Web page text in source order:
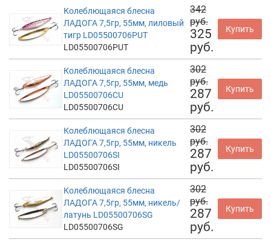
Колеблющаяся блесна
ЛАДОГА 7,5гр, 55мм, лиловый
тигр LD05500706PUT
LD05500706PUT
342
руб.
325
руб.
Купить
Колеблющаяся блесна
ЛАДОГА 7,5гр, 55мм, медь
LD05500706CU
LD05500706CU
302
руб.
287
руб.
Купить
Колеблющаяся блесна
ЛАДОГА 7,5гр, 55мм, никель
LD05500706SI
LD05500706SI
302
руб.
287
руб.
Купить
Колеблющаяся блесна
ЛАДОГА 7,5гр, 55мм, никель/
латунь LD05500706SG
LD05500706SG
302
руб.
287
руб.
Купить